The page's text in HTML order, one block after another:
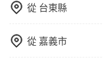
從 台東縣
從 嘉義市